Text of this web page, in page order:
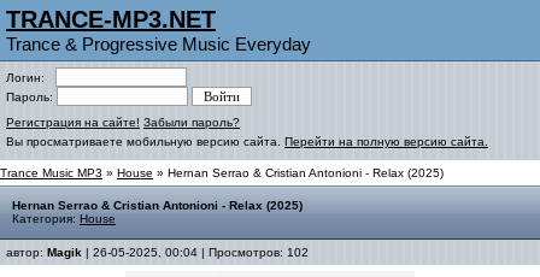
TRANCE-MP3.NET
Trance & Progressive Music Everyday
Логин:
Пароль:
Регистрация на сайте! Забыли пароль?
Вы просматриваете мобильную версию сайта. Перейти на полную версию сайта.
Trance Music MP3 » House » Hernan Serrao & Cristian Antonioni - Relax (2025)
Hernan Serrao & Cristian Antonioni - Relax (2025)
Категория: House
автор: Magik | 26-05-2025, 00:04 | Просмотров: 102